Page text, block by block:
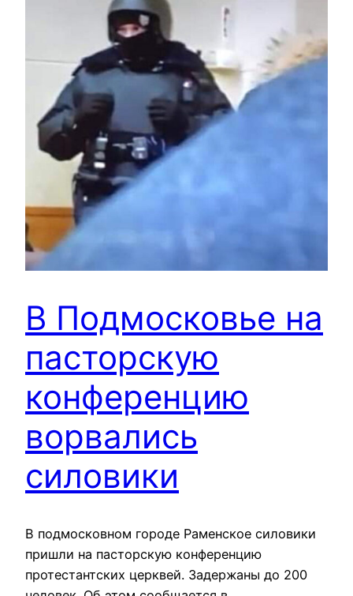
В Подмосковье на
пасторскую
конференцию
ворвались
силовики
В подмосковном городе Раменское силовики
пришли на пасторскую конференцию
протестантских церквей. Задержаны до 200